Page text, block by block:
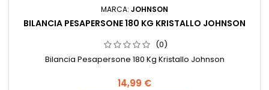
MARCA: JOHNSON
BILANCIA PESAPERSONE 180 KG KRISTALLO JOHNSON
(0)
Bilancia Pesapersone 180 Kg Kristallo Johnson
Prezzo
14,99 €